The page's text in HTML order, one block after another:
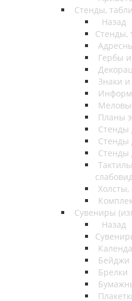
Стенды,
Назад
Стенды,
Гербы
Знаки
Планы
Стенды
Стенды
Стенды
Сувениры
Назад
Бейджи
Брелки